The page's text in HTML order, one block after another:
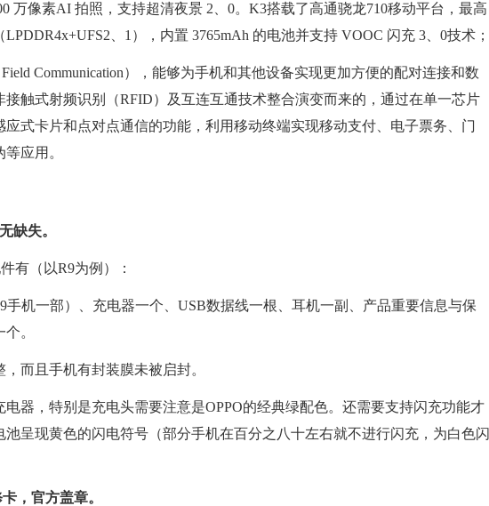
万像素AI 拍照，支持超清夜景 2、0。K3搭载了高通骁龙710移动平台，最高
、1），内置 3765mAh 的电池并支持 VOOC 闪充 3、0技术；
Communication），能够为手机和其他设备实现更加方便的配对连接和数
接触式射频识别（RFID）及互连互通技术整合演变而来的，通过在单一芯片
应式卡片和点对点通信的功能，利用移动终端实现移动支付、电子票务、门
应用。
缺失。
有（以R9为例）：
手机一部）、充电器一个、USB数据线一根、耳机一副、产品重要信息与保
。
，而且手机有封装膜未被启封。
电器，特别是充电头需要注意是OPPO的经典绿配色。还需要支持闪充功能才
呈现黄色的闪电符号（部分手机在百分之八十左右就不进行闪充，为白色闪
，官方盖章。